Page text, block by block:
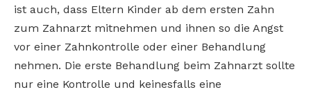
ist auch, dass Eltern Kinder ab dem ersten Zahn
zum Zahnarzt mitnehmen und ihnen so die Angst
vor einer Zahnkontrolle oder einer Behandlung
nehmen. Die erste Behandlung beim Zahnarzt sollte
nur eine Kontrolle und keinesfalls eine